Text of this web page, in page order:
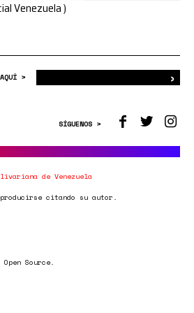
Venezuela )
AQUÍ > ›
SÍGUENOS >
de Venezuela
citando su autor.
Source.